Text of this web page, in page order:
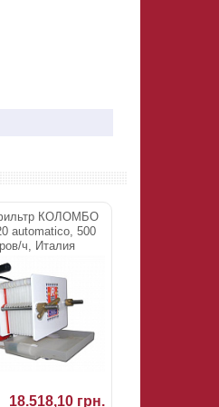
КОЛОМБО
automatico, 500
ч, Италия
18.518,10 грн.